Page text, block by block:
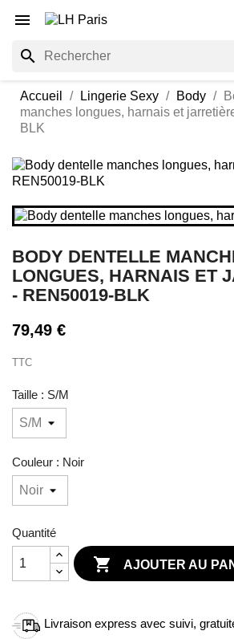

search
Accueil Lingerie Sexy Body
manches longues, harnais et
BLK
BODY DENTELLE
LONGUES, HARNAIS ET
- REN50019-BLK
79,49 €
TTC
Taille : S/M
Couleur : Noir
Quantité
 AJOUTER AU
Livraison express avec suivi,